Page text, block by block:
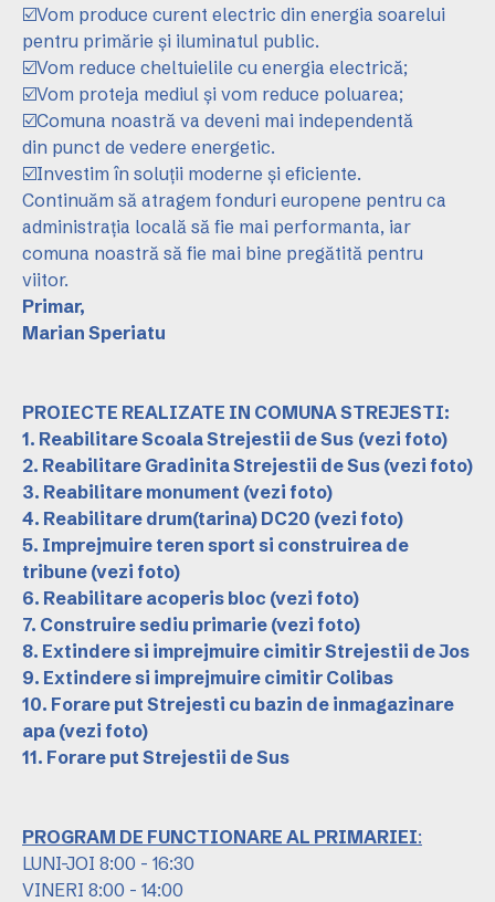
☑️Vom produce curent electric din energia soarelui
pentru primărie și iluminatul public.
☑️Vom reduce cheltuielile cu energia electrică;
☑️Vom proteja mediul și vom reduce poluarea;
☑️Comuna noastră va deveni mai independentă
din punct de vedere energetic.
☑️Investim în soluții moderne și eficiente.
Continuăm să atragem fonduri europene pentru ca
administrația locală să fie mai performanta, iar
comuna noastră să fie mai bine pregătită pentru
viitor.
Primar,
Marian Speriatu
PROIECTE REALIZATE IN COMUNA STREJESTI:
1. Reabilitare Scoala Strejestii de Sus (vezi foto)
2. Reabilitare Gradinita Strejestii de Sus (vezi foto)
3. Reabilitare monument (vezi foto)
4. Reabilitare drum(tarina) DC20 (vezi foto)
5. Imprejmuire teren sport si construirea de
tribune (vezi foto)
6. Reabilitare acoperis bloc (vezi foto)
7. Construire sediu primarie (vezi foto)
8. Extindere si imprejmuire cimitir Strejestii de Jos
9. Extindere si imprejmuire cimitir Colibas
10. Forare put Strejesti cu bazin de inmagazinare
apa (vezi foto)
11. Forare put Strejestii de Sus
PROGRAM DE FUNCTIONARE AL PRIMARIEI:
LUNI-JOI 8:00 - 16:30
VINERI 8:00 - 14:00